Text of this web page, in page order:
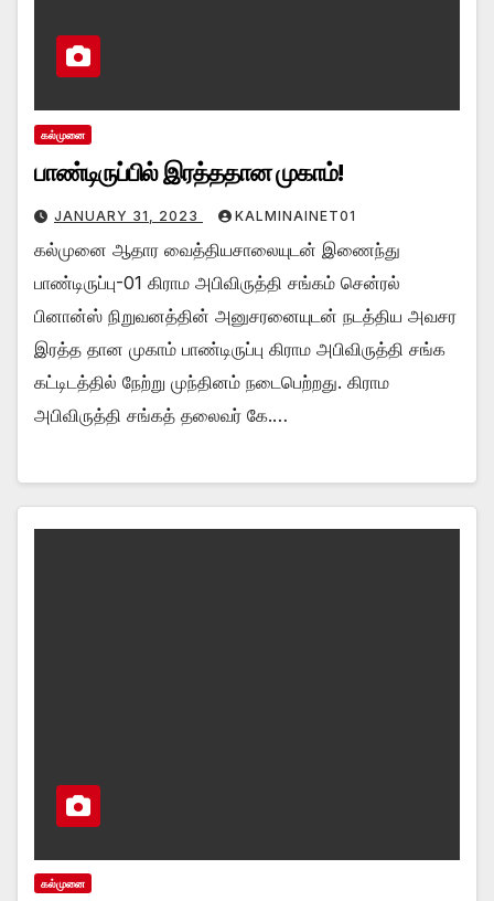
கல்முனை
பாண்டிருப்பில் இரத்ததான முகாம்!
JANUARY 31, 2023 KALMINAINET01
கல்முனை ஆதார வைத்தியசாலையுடன் இணைந்து
பாண்டிருப்பு-01 கிராம அபிவிருத்தி சங்கம் சென்ரல்
பினான்ஸ் நிறுவனத்தின் அனுசரனையுடன் நடத்திய அவசர
இரத்த தான முகாம் பாண்டிருப்பு கிராம அபிவிருத்தி சங்க
கட்டிடத்தில் நேற்று முந்தினம் நடைபெற்றது. கிராம
அபிவிருத்தி சங்கத் தலைவர் கே.…
கல்முனை